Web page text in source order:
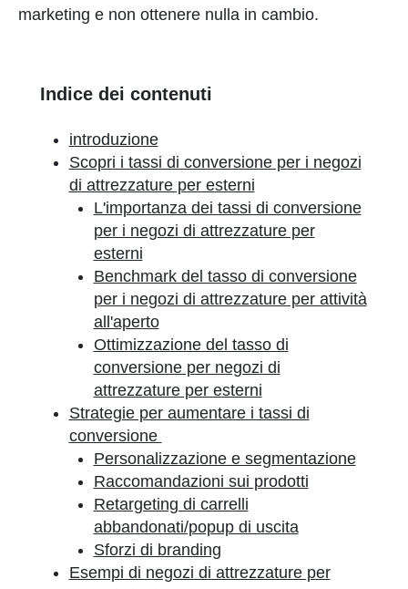
marketing e non ottenere nulla in cambio.
Indice dei contenuti
introduzione
Scopri i tassi di conversione per i negozi
di attrezzature per esterni
L'importanza dei tassi di conversione
per i negozi di attrezzature per
esterni
Benchmark del tasso di conversione
per i negozi di attrezzature per attività
all'aperto
Ottimizzazione del tasso di
conversione per negozi di
attrezzature per esterni
Strategie per aumentare i tassi di
conversione
Personalizzazione e segmentazione
Raccomandazioni sui prodotti
Retargeting di carrelli
abbandonati/popup di uscita
Sforzi di branding
Esempi di negozi di attrezzature per